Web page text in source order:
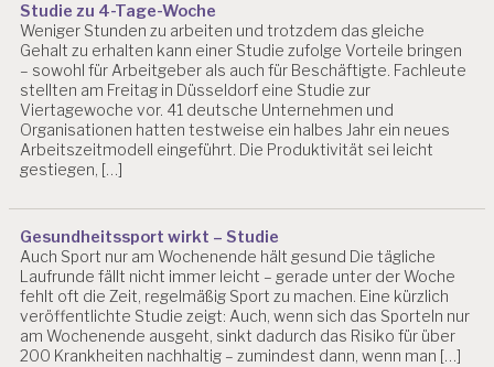
Studie zu 4-Tage-Woche
Weniger Stunden zu arbeiten und trotzdem das gleiche
Gehalt zu erhalten kann einer Studie zufolge Vorteile bringen
– sowohl für Arbeitgeber als auch für Beschäftigte. Fachleute
stellten am Freitag in Düsseldorf eine Studie zur
Viertagewoche vor. 41 deutsche Unternehmen und
Organisationen hatten testweise ein halbes Jahr ein neues
Arbeitszeitmodell eingeführt. Die Produktivität sei leicht
gestiegen, […]
Gesundheitssport wirkt – Studie
Auch Sport nur am Wochenende hält gesund Die tägliche
Laufrunde fällt nicht immer leicht – gerade unter der Woche
fehlt oft die Zeit, regelmäßig Sport zu machen. Eine kürzlich
veröffentlichte Studie zeigt: Auch, wenn sich das Sporteln nur
am Wochenende ausgeht, sinkt dadurch das Risiko für über
200 Krankheiten nachhaltig – zumindest dann, wenn man […]